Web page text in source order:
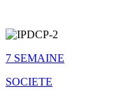
7 SEMAINE
SOCIETE